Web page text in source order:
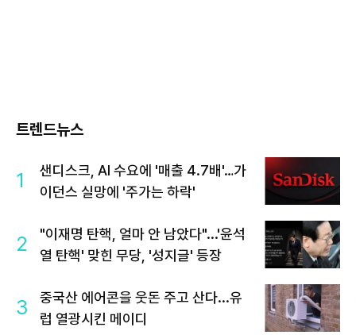
트렌드뉴스
1
샌디스크, AI 수요에 '매출 4.7배'…가
이던스 실망에 '주가는 하락'
2
"이재명 탄핵, 얼마 안 남았다"...'윤석
열 탄핵' 맞힌 무당, '성지글' 등장
3
중국산 에어콘을 웃돈 주고 산다...유
럽 열광시킨 메이디